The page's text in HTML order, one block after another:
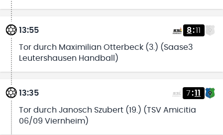
13:55 8:11
Tor durch Maximilian Otterbeck (3.) (Saase3
Leutershausen Handball)
13:35 7:11
Tor durch Janosch Szubert (19.) (TSV Amicitia
06/09 Viernheim)